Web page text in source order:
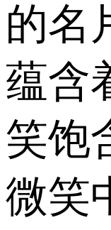
的名
蕴含
笑饱
微笑